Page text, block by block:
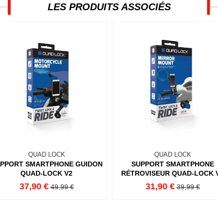
LES PRODUITS ASSOCIÉS
QUAD LOCK
SMARTPHONE GUIDON
QUAD-LOCK V2
37,90 € 49,99 €
QUAD LOCK
SUPPORT SMARTPHONE
RÉTROVISEUR QUAD-LOCK
31,90 € 39,99 €